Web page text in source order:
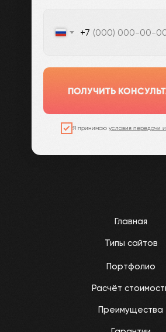
Я принимаю условия передачи
+7
ПОЛУЧИТЬ
Типы сайтов
Портфолио
Расчёт
Преимущества
Главная